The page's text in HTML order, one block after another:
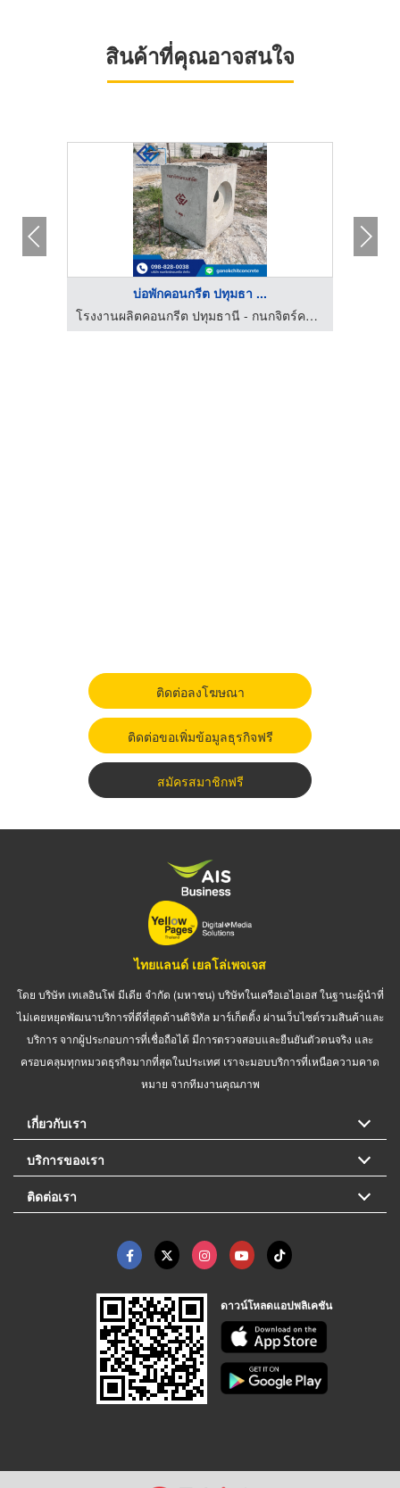
สินค้าที่คุณอาจสนใจ
บ่อพักคอนกรีต ปทุมธา ...
โรงงานผลิตคอนกรีต ปทุมธานี - กนกจิตร์คอนกรีต
ติดต่อลงโฆษณา
ติดต่อขอเพิ่มข้อมูลธุรกิจฟรี
สมัครสมาชิกฟรี
ไทยแลนด์ เยลโล่เพจเจส
โดย บริษัท เทเลอินโฟ มีเดีย จำกัด (มหาชน) บริษัทในเครือเอไอเอส ในฐานะผู้นำที่
ไม่เคยหยุดพัฒนาบริการที่ดีที่สุดด้านดิจิทัล มาร์เก็ตติ้ง ผ่านเว็บไซต์รวมสินค้าและ
บริการ จากผู้ประกอบการที่เชื่อถือได้ มีการตรวจสอบและยืนยันตัวตนจริง และ
ครอบคลุมทุกหมวดธุรกิจมากที่สุดในประเทศ เราจะมอบบริการที่เหนือความคาด
หมาย จากทีมงานคุณภาพ
เกี่ยวกับเรา
บริการของเรา
ติดต่อเรา
ดาวน์โหลดแอปพลิเคชัน